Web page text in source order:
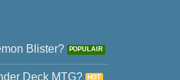
Blister?
Deck MTG?